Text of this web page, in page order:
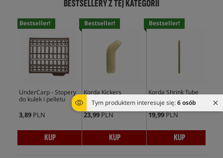
Tym produktem interesuje się:6 osób
BESTSELLERY Z TEJ KATEGORII
Bestseller!
UnderCarp - Stopery
do kulek i pelletu
3,89 PLN
KUP
Bestseller!
Korda Kickers
23,99 PLN
KUP
Bestseller!
Korda Shrink Tube
19,99 PLN
KUP